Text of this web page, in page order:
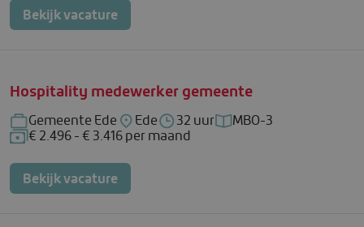
Bekijk vacature
Hospitality medewerker gemeente
Bedrijf: Gemeente Ede
Gemeente EdeLocatie: Ede
EdeUren per week: 32 uur
32 uurFunctieniveau: MBO-3
MBO-3
Salaris: € 2.496 - € 3.416 per maand
€ 2.496 - € 3.416 per maand
Bekijk vacature